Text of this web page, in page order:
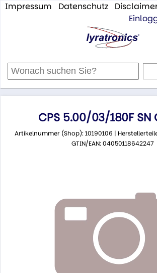
Impressum Datenschutz
CPS 5.00/03/180F SN
Artikelnummer (Shop): 10190106 |
GTIN/EAN: 04050118642247